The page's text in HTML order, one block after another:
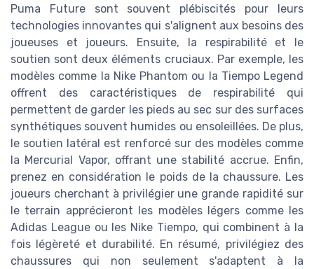
Puma Future sont souvent plébiscités pour leurs
technologies innovantes qui s'alignent aux besoins des
joueuses et joueurs. Ensuite, la respirabilité et le
soutien sont deux éléments cruciaux. Par exemple, les
modèles comme la Nike Phantom ou la Tiempo Legend
offrent des caractéristiques de respirabilité qui
permettent de garder les pieds au sec sur des surfaces
synthétiques souvent humides ou ensoleillées. De plus,
le soutien latéral est renforcé sur des modèles comme
la Mercurial Vapor, offrant une stabilité accrue. Enfin,
prenez en considération le poids de la chaussure. Les
joueurs cherchant à privilégier une grande rapidité sur
le terrain apprécieront les modèles légers comme les
Adidas League ou les Nike Tiempo, qui combinent à la
fois légèreté et durabilité. En résumé, privilégiez des
chaussures qui non seulement s'adaptent à la